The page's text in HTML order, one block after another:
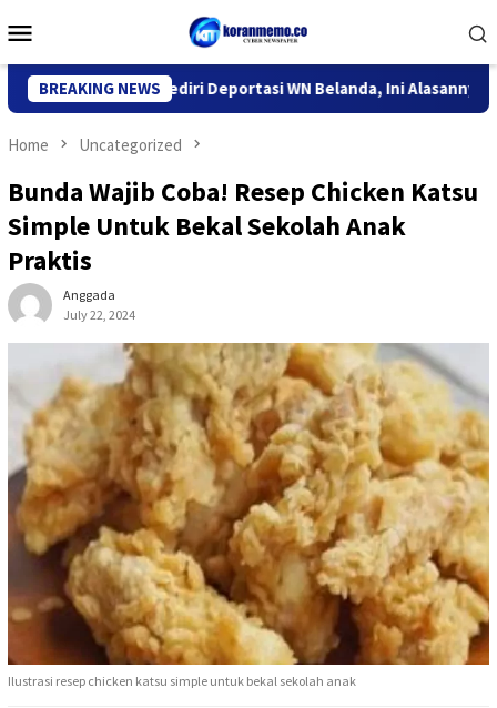
to
Menu
BREAKING NEWS
Imigrasi Kediri Deportasi WN Belanda, Ini Alasannya
Home Uncategorized
Bunda Wajib Coba! Resep Chicken Katsu
Simple Untuk Bekal Sekolah Anak
Praktis
Anggada
July 22, 2024
Ilustrasi resep chicken katsu simple untuk bekal sekolah anak